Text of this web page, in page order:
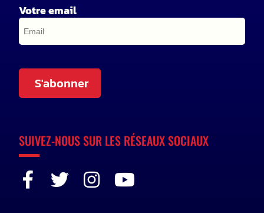
Votre email
S'abonner
SUIVEZ-NOUS SUR LES RÉSEAUX SOCIAUX